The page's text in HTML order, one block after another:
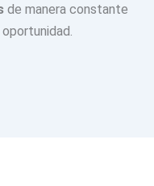
de manera constante